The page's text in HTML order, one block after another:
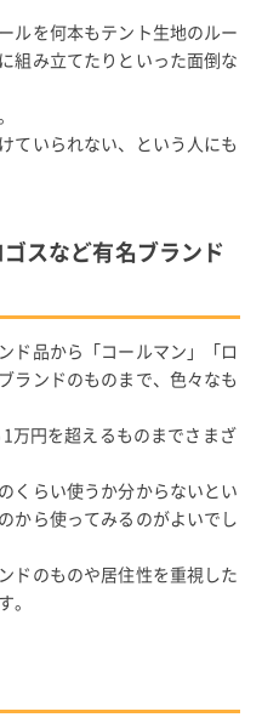
ルを何本もテント生地のルー
組み立てたりといった面倒な
ていられない、という人にも
スなど有名ブランド
ド品から「コールマン」「ロ
ランドのものまで、色々なも
万円を超えるものまでさまざ
くらい使うか分からないとい
から使ってみるのがよいでし
ドのものや居住性を重視した
。